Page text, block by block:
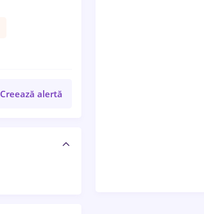
Creează alertă